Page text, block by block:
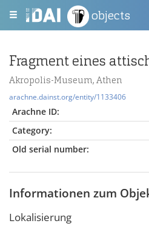
objects
Akropolis-Museum, Athen
arachne.dainst.org/entity/1133406
Arachne ID:
Category:
Old serial number:
Informationen zum
Lokalisierung